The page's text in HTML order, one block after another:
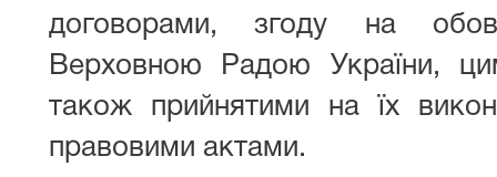
договорами, згоду на
Верховною Радою України,
також прийнятими на їх
правовими актами.